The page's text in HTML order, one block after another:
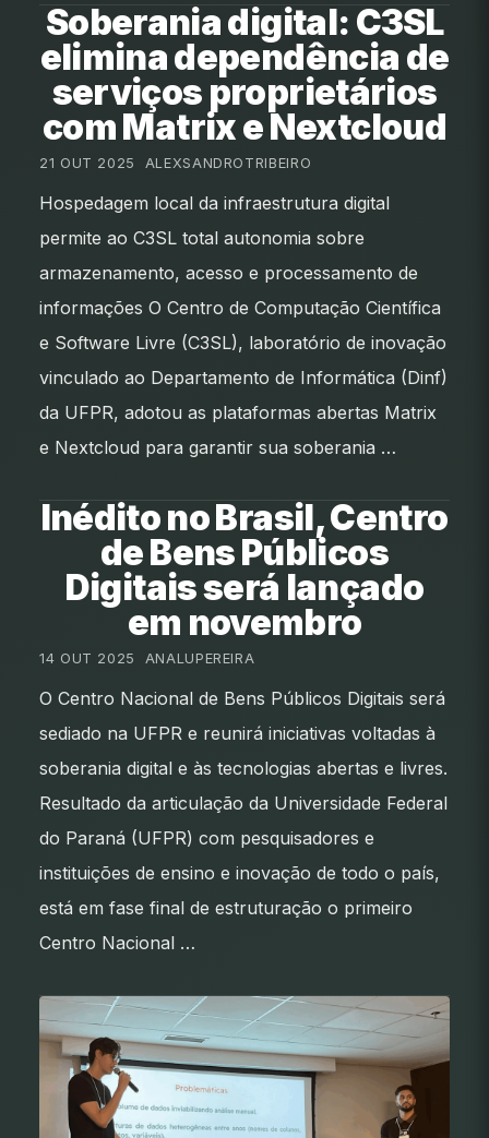
Soberania digital: C3SL
elimina dependência de
serviços proprietários
com Matrix e Nextcloud
21 OUT 2025 ALEXSANDROTRIBEIRO
Hospedagem local da infraestrutura digital
permite ao C3SL total autonomia sobre
armazenamento, acesso e processamento de
informações O Centro de Computação Científica
e Software Livre (C3SL), laboratório de inovação
vinculado ao Departamento de Informática (Dinf)
da UFPR, adotou as plataformas abertas Matrix
e Nextcloud para garantir sua soberania …
Inédito no Brasil, Centro
de Bens Públicos
Digitais será lançado
em novembro
14 OUT 2025 ANALUPEREIRA
O Centro Nacional de Bens Públicos Digitais será
sediado na UFPR e reunirá iniciativas voltadas à
soberania digital e às tecnologias abertas e livres.
Resultado da articulação da Universidade Federal
do Paraná (UFPR) com pesquisadores e
instituições de ensino e inovação de todo o país,
está em fase final de estruturação o primeiro
Centro Nacional …